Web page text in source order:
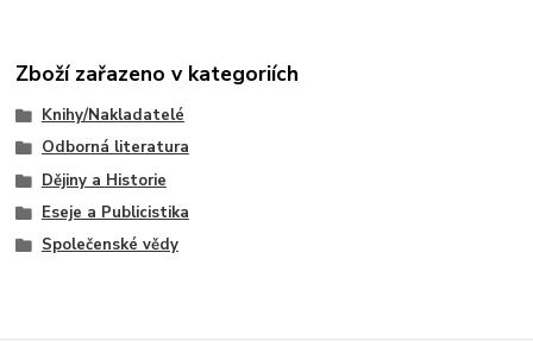
Zboží zařazeno v kategoriích
Knihy/Nakladatelé
Odborná literatura
Dějiny a Historie
Eseje a Publicistika
Společenské vědy